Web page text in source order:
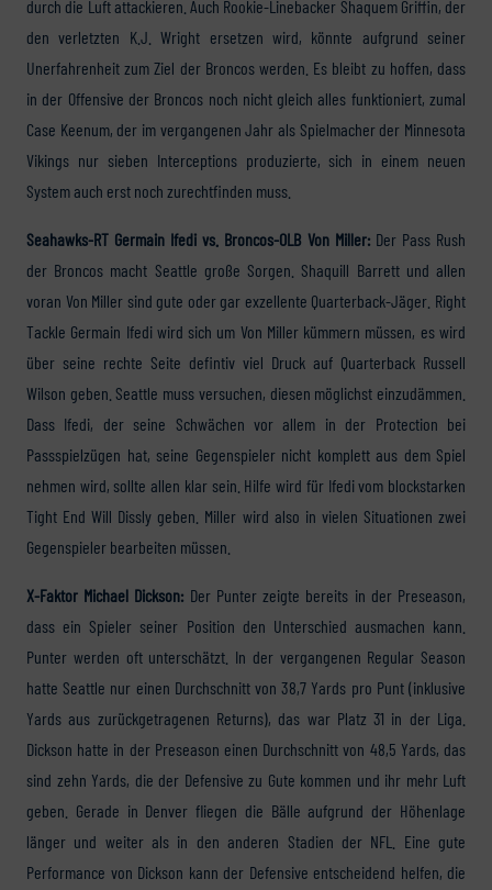
durch die Luft attackieren. Auch Rookie-Linebacker Shaquem Griffin, der
den verletzten K.J. Wright ersetzen wird, könnte aufgrund seiner
Unerfahrenheit zum Ziel der Broncos werden. Es bleibt zu hoffen, dass
in der Offensive der Broncos noch nicht gleich alles funktioniert, zumal
Case Keenum, der im vergangenen Jahr als Spielmacher der Minnesota
Vikings nur sieben Interceptions produzierte, sich in einem neuen
System auch erst noch zurechtfinden muss.
Seahawks-RT Germain Ifedi vs. Broncos-OLB Von Miller: Der Pass Rush
der Broncos macht Seattle große Sorgen. Shaquill Barrett und allen
voran Von Miller sind gute oder gar exzellente Quarterback-Jäger. Right
Tackle Germain Ifedi wird sich um Von Miller kümmern müssen, es wird
über seine rechte Seite defintiv viel Druck auf Quarterback Russell
Wilson geben. Seattle muss versuchen, diesen möglichst einzudämmen.
Dass Ifedi, der seine Schwächen vor allem in der Protection bei
Passspielzügen hat, seine Gegenspieler nicht komplett aus dem Spiel
nehmen wird, sollte allen klar sein. Hilfe wird für Ifedi vom blockstarken
Tight End Will Dissly geben. Miller wird also in vielen Situationen zwei
Gegenspieler bearbeiten müssen.
X-Faktor Michael Dickson: Der Punter zeigte bereits in der Preseason,
dass ein Spieler seiner Position den Unterschied ausmachen kann.
Punter werden oft unterschätzt. In der vergangenen Regular Season
hatte Seattle nur einen Durchschnitt von 38,7 Yards pro Punt (inklusive
Yards aus zurückgetragenen Returns), das war Platz 31 in der Liga.
Dickson hatte in der Preseason einen Durchschnitt von 48,5 Yards, das
sind zehn Yards, die der Defensive zu Gute kommen und ihr mehr Luft
geben. Gerade in Denver fliegen die Bälle aufgrund der Höhenlage
länger und weiter als in den anderen Stadien der NFL. Eine gute
Performance von Dickson kann der Defensive entscheidend helfen, die